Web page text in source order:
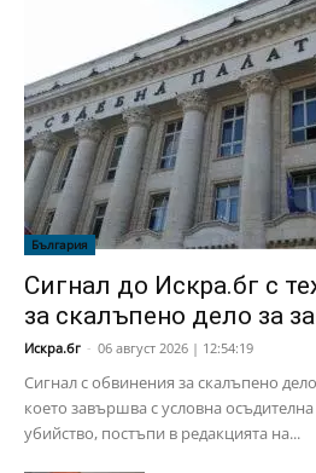
България
Сигнал до Искра.бг с
за скалъпено дело за
Искра.бг - 06 август 2026 | 12:54:19
Сигнал с обвинения за скалъпено
което завършва с условна
убийство, постъпи в редакцията на...